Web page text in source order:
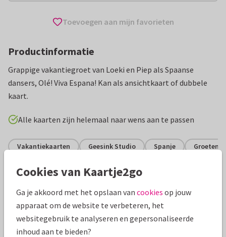
Toevoegen aan mijn favorieten
Productinformatie
Grappige vakantiegroet van Loeki en Piep als Spaanse
dansers, Olé! Viva Espana! Kan als ansichtkaart of dubbele
kaart.
Alle kaarten zijn helemaal naar wens aan te passen
Vakantiekaarten Geesink Studio Spanje Groeten
Specificaties bij deze kaart
Papiersoort:
Geen, verzonden als ansichtkaart
Cookies van Kaartje2go
Ga je akkoord met het opslaan van cookies op jouw
apparaat om de website te verbeteren, het
websitegebruik te analyseren en gepersonaliseerde
inhoud aan te bieden?